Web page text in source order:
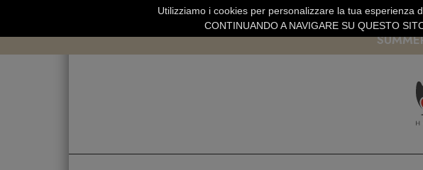
SPEDIZIONE GRATUITA SOPRA 99 EURO
Utilizziamo i cookies per personalizzare la tua
CONTINUANDO A NAVIGARE SU QUESTO